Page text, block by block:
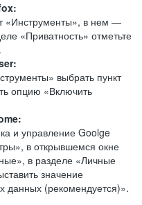
«Инструменты», в нем —
«Приватность» отметьте
выбрать пункт
опцию «Включить
и управление Goolge
в открывшемся окне
в разделе «Личные
значение
данных (рекомендуется)».